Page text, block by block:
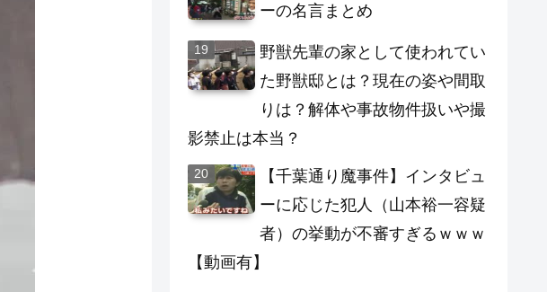
ーの名言まとめ
野獣先輩の家として使われてい
た野獣邸とは？現在の姿や間取
りは？解体や事故物件扱いや撮
影禁止は本当？
【千葉通り魔事件】インタビュ
ーに応じた犯人（山本裕一容疑
者）の挙動が不審すぎるｗｗｗ
【動画有】